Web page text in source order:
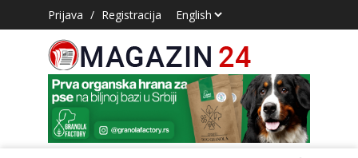
Prijava / Registracija